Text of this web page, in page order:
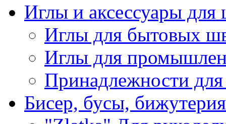
Иглы и аксессуары
Иглы для бытовых
Иглы для
Принадлежности
Бисер, бусы, бижутерия